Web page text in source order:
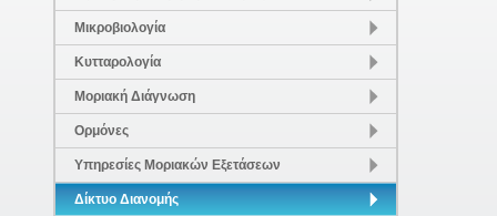
Μικροβιολογία
Κυτταρολογία
Μοριακή Διάγνωση
Ορμόνες
Υπηρεσίες Μοριακών Εξετάσεων
Δίκτυο Διανομής